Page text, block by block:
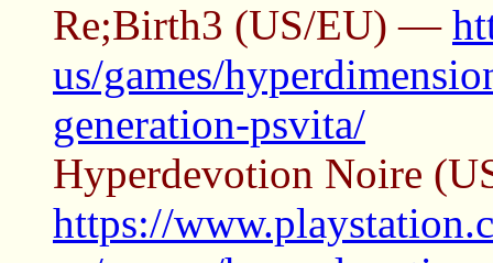
Re;Birth3 (US/EU) —
us/games/
generation-psvita/
Hyperdevotion Noire
https://